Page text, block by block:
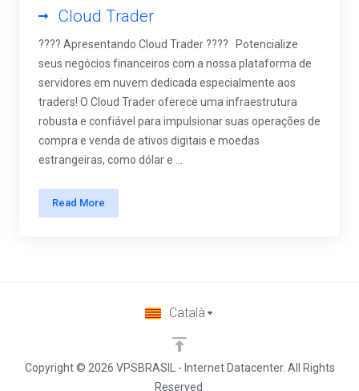
Cloud Trader
???? Apresentando Cloud Trader ???? Potencialize
seus negócios financeiros com a nossa plataforma de
servidores em nuvem dedicada especialmente aos
traders! O Cloud Trader oferece uma infraestrutura
robusta e confiável para impulsionar suas operações de
compra e venda de ativos digitais e moedas
estrangeiras, como dólar e ...
Read More
Copyright © 2026 VPSBRASIL - Internet Datacenter. All Rights
Reserved.
Català